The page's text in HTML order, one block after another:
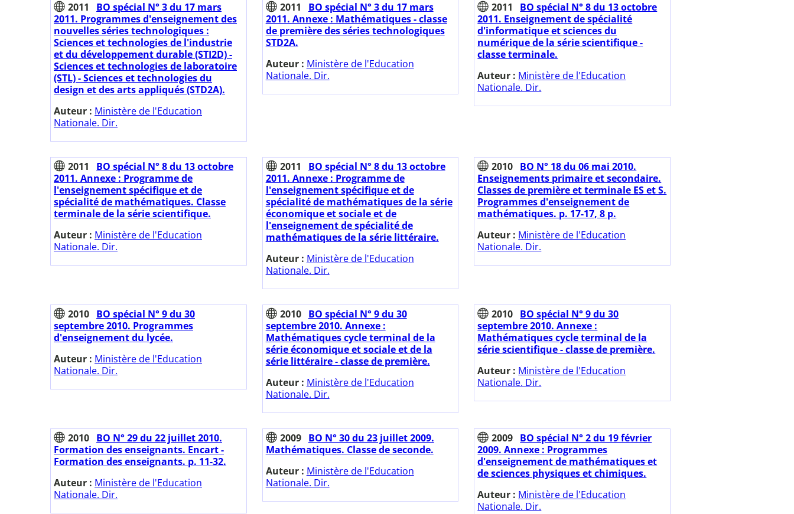
2011
BO spécial N° 3 du 17 mars
2011. Programmes d'enseignement des
nouvelles séries technologiques :
Sciences et technologies de l'industrie
et du développement durable (STI2D) -
Sciences et technologies de laboratoire
(STL) - Sciences et technologies du
design et des arts appliqués (STD2A).
Auteur : Ministère de l'Education
Nationale. Dir.
2011
BO spécial N° 3 du 17 mars
2011. Annexe : Mathématiques - classe
de première des séries technologiques
STD2A.
Auteur : Ministère de l'Education
Nationale. Dir.
2011
BO spécial N° 8 du 13 octobre
2011. Enseignement de spécialité
d'informatique et sciences du
numérique de la série scientifique -
classe terminale.
Auteur : Ministère de l'Education
Nationale. Dir.
2011
BO spécial N° 8 du 13 octobre
2011. Annexe : Programme de
l'enseignement spécifique et de
spécialité de mathématiques. Classe
terminale de la série scientifique.
Auteur : Ministère de l'Education
Nationale. Dir.
2011
BO spécial N° 8 du 13 octobre
2011. Annexe : Programme de
l'enseignement spécifique et de
spécialité de mathématiques de la série
économique et sociale et de
l'enseignement de spécialité de
mathématiques de la série littéraire.
Auteur : Ministère de l'Education
Nationale. Dir.
2010 BO N° 18 du 06 mai 2010.
Enseignements primaire et secondaire.
Classes de première et terminale ES et S.
Programmes d'enseignement de
mathématiques. p. 17-17, 8 p.
Auteur : Ministère de l'Education
Nationale. Dir.
2010 BO spécial N° 9 du 30
septembre 2010. Programmes
d'enseignement du lycée.
Auteur : Ministère de l'Education
Nationale. Dir.
2010
BO spécial N° 9 du 30
septembre 2010. Annexe :
Mathématiques cycle terminal de la
série économique et sociale et de la
série littéraire - classe de première.
Auteur : Ministère de l'Education
Nationale. Dir.
2010 BO spécial N° 9 du 30
septembre 2010. Annexe :
Mathématiques cycle terminal de la
série scientifique - classe de première.
Auteur : Ministère de l'Education
Nationale. Dir.
2010 BO N° 29 du 22 juillet 2010.
Formation des enseignants. Encart -
Formation des enseignants. p. 11-32.
Auteur : Ministère de l'Education
Nationale. Dir.
2009
BO N° 30 du 23 juillet 2009.
Mathématiques. Classe de seconde.
Auteur : Ministère de l'Education
Nationale. Dir.
2009 BO spécial N° 2 du 19 février
2009. Annexe : Programmes
d'enseignement de mathématiques et
de sciences physiques et chimiques.
Auteur : Ministère de l'Education
Nationale. Dir.